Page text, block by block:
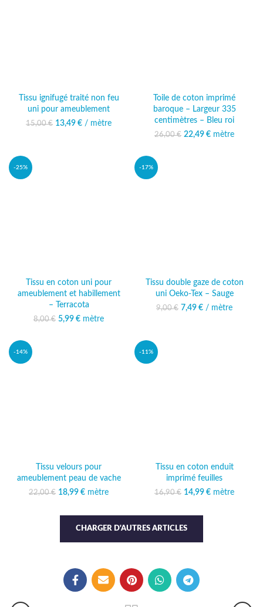
Tissu ignifugé traité non feu
uni pour ameublement
15,00€
Le prix initial était :
13,49 €
Le prix
/ mètre
Toile de coton imprimé
baroque – Largeur 335
centimètres – Bleu roi
26,00€ Le prix initial était :
22,49 €
Le prix
mètre
-25%
Tissu en coton uni pour
ameublement et habillement
– Terracota
8,00€ Le prix initial était :
5,99 € Le prix actuel
mètre
-17%
Tissu double gaze de coton
uni Oeko-Tex – Sauge
9,00€
Le prix initial était :
7,49 € Le prix actuel
/ mètre
-14%
Tissu velours pour
ameublement peau de vache
22,00€ Le prix initial était :
18,99 €
Le prix
mètre
-11%
Tissu en coton enduit
imprimé feuilles
16,90€ Le prix initial était :
14,99 €
Le prix
mètre
CHARGER D'AUTRES ARTICLES